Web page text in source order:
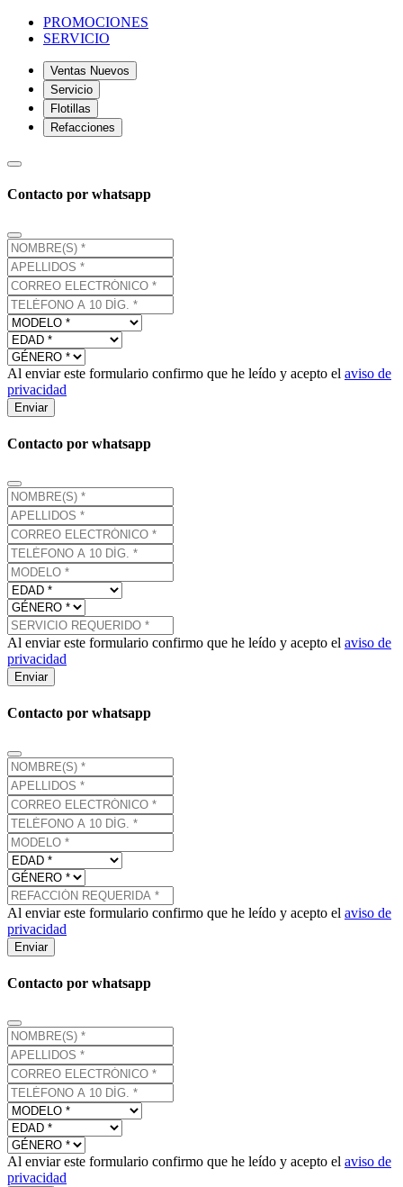
PROMOCIONES
SERVICIO
Ventas Nuevos
Servicio
Flotillas
Refacciones
Contacto por whatsapp
Al enviar este formulario confirmo que he leído y acepto el aviso de
privacidad
Enviar
Contacto por whatsapp
Al enviar este formulario confirmo que he leído y acepto el aviso de
privacidad
Enviar
Contacto por whatsapp
Al enviar este formulario confirmo que he leído y acepto el aviso de
privacidad
Enviar
Contacto por whatsapp
Al enviar este formulario confirmo que he leído y acepto el aviso de
privacidad